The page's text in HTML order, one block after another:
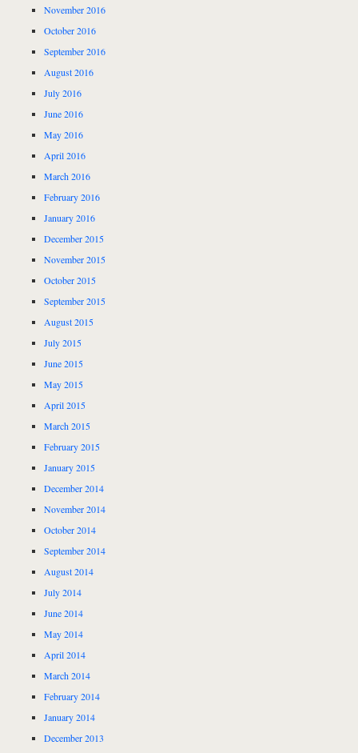
November 2016
October 2016
September 2016
August 2016
July 2016
June 2016
May 2016
April 2016
March 2016
February 2016
January 2016
December 2015
November 2015
October 2015
September 2015
August 2015
July 2015
June 2015
May 2015
April 2015
March 2015
February 2015
January 2015
December 2014
November 2014
October 2014
September 2014
August 2014
July 2014
June 2014
May 2014
April 2014
March 2014
February 2014
January 2014
December 2013